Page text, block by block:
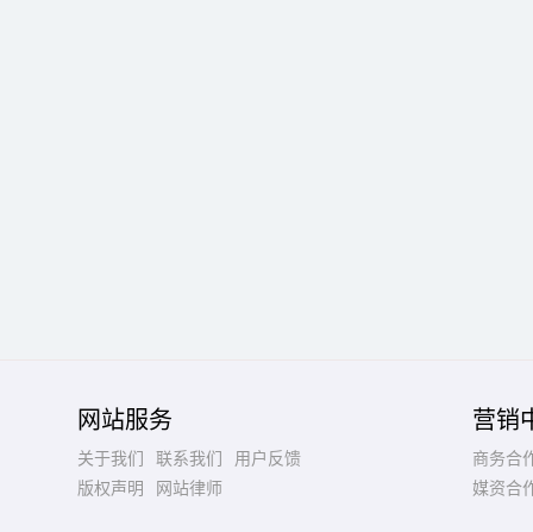
网站服务
关于我们 联系我们
用户反馈
版权声明
网站律师
营销
商务合
媒资合